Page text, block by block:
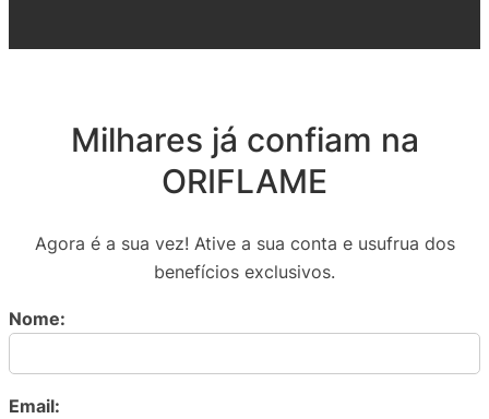
Milhares já confiam na
ORIFLAME
Agora é a sua vez! Ative a sua conta e usufrua dos
benefícios exclusivos.
Nome:
Email: